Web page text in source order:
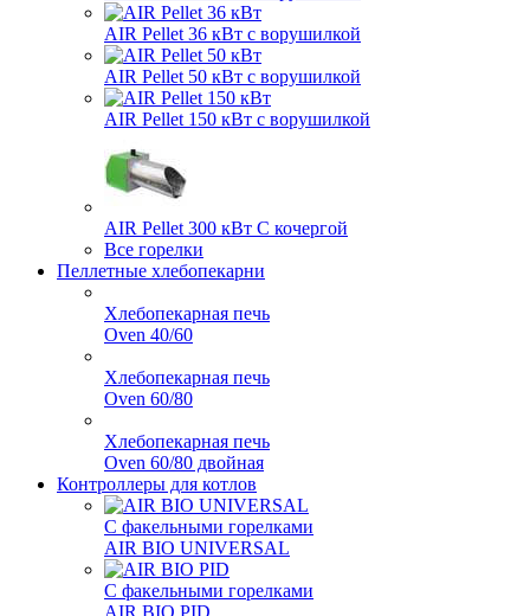
AIR Pellet 36 кВт с ворушилкой
AIR Pellet 50 кВт с ворушилкой
AIR Pellet 150 кВт с ворушилкой
AIR Pellet 300 кВт С кочергой
Все горелки
Пеллетные хлебопекарни
Хлебопекарная печь
Oven 40/60
Хлебопекарная печь
Oven 60/80
Хлебопекарная печь
Oven 60/80 двойная
Контроллеры для котлов
С факельными горелками
AIR BIO UNIVERSAL
С факельными горелками
AIR BIO PID